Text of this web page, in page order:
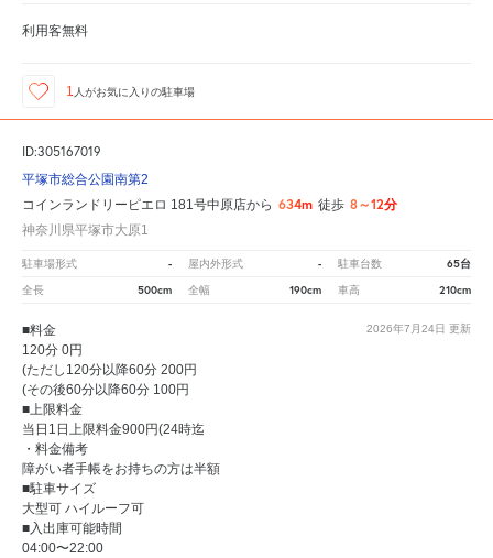
利用客無料
1 人がお気に入りの駐車場
ID:305167019
平塚市総合公園南第2
コインランドリーピエロ 181号中原店から 634m 徒歩 8～12分
神奈川県平塚市大原1
駐車場形式 - 屋内外形式 - 駐車台数 65台
全長 500cm 全幅 190cm 車高 210cm
2026年7月24日 更新
■料金
120分 0円
(ただし120分以降60分 200円
(その後60分以降60分 100円
■上限料金
当日1日上限料金900円(24時迄
・料金備考
障がい者手帳をお持ちの方は半額
■駐車サイズ
大型可 ハイルーフ可
■入出庫可能時間
04:00〜22:00